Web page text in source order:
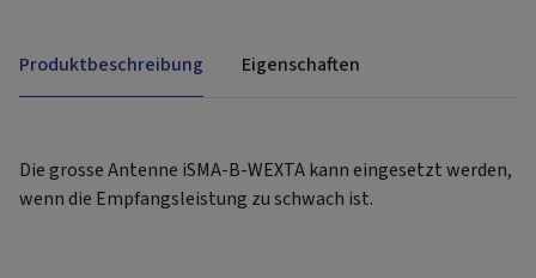
Produktbeschreibung Eigenschaften
Die grosse Antenne iSMA-B-WEXTA kann eingesetzt werden,
wenn die Empfangsleistung zu schwach ist.